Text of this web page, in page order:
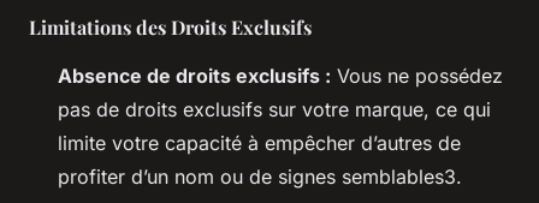
Limitations des Droits Exclusifs
Absence de droits exclusifs : Vous ne possédez
pas de droits exclusifs sur votre marque, ce qui
limite votre capacité à empêcher d’autres de
profiter d’un nom ou de signes semblables3.